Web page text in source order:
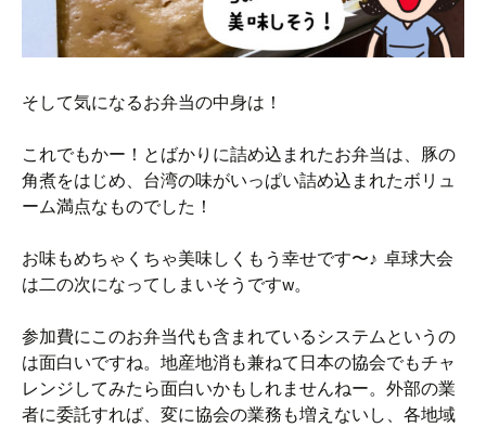
そして気になるお弁当の中身は！
これでもかー！とばかりに詰め込まれたお弁当は、豚の
角煮をはじめ、台湾の味がいっぱい詰め込まれたボリュ
ーム満点なものでした！
お味もめちゃくちゃ美味しくもう幸せです〜♪ 卓球大会
は二の次になってしまいそうですw。
参加費にこのお弁当代も含まれているシステムというの
は面白いですね。地産地消も兼ねて日本の協会でもチャ
レンジしてみたら面白いかもしれませんねー。外部の業
者に委託すれば、変に協会の業務も増えないし、各地域